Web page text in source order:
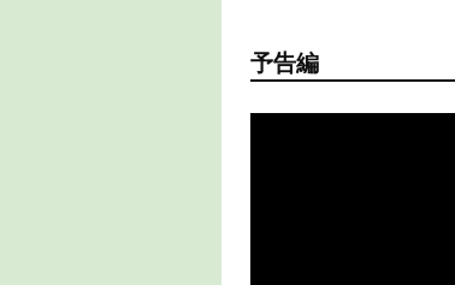
予告編